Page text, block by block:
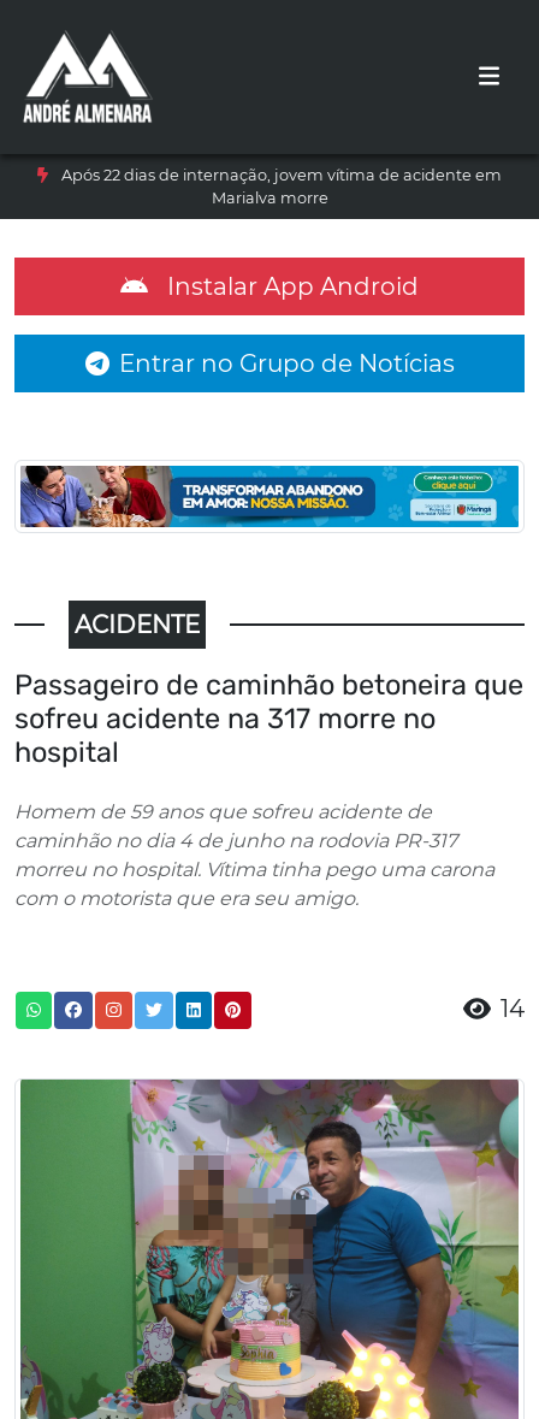
Após 22 dias de internação, jovem vítima de acidente em
Marialva morre
Instalar App Android
Entrar no Grupo de Notícias
ACIDENTE
Passageiro de caminhão betoneira que
sofreu acidente na 317 morre no
hospital
Homem de 59 anos que sofreu acidente de
caminhão no dia 4 de junho na rodovia PR-317
morreu no hospital. Vítima tinha pego uma carona
com o motorista que era seu amigo.
14